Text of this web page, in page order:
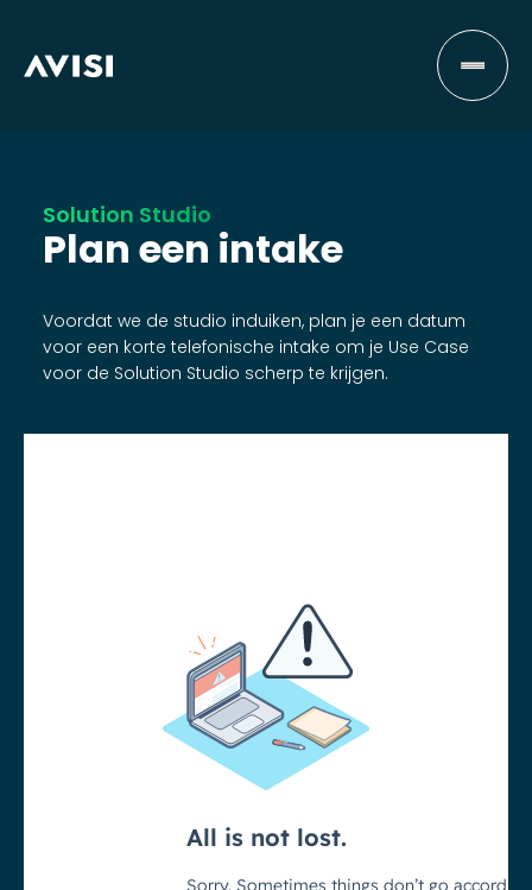
Solution Studio
Plan een intake
Voordat we de studio induiken, plan je een datum
voor een korte telefonische intake om je Use Case
voor de Solution Studio scherp te krijgen.